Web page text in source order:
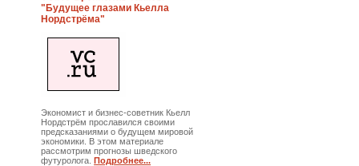
"Будущее глазами Кьелла
Нордстрёма"
Экономист и бизнес-советник Кьелл
Нордстрём прославился своими
предсказаниями о будущем мировой
экономики. В этом материале
рассмотрим прогнозы шведского
футуролога.Подробнее...